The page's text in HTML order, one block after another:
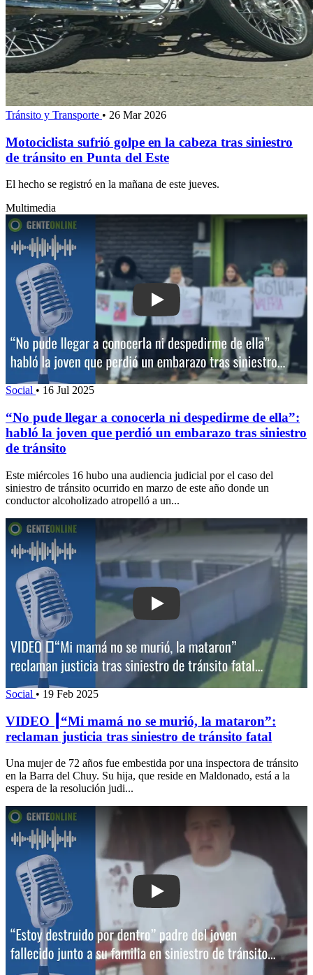
Tránsito y Transporte • 26 Mar 2026
Motociclista sufrió golpe en la cabeza tras siniestro
de tránsito en Punta del Este
El hecho se registró en la mañana de este jueves.
Multimedia
Play: “No pude llegar a conocerla ni
Social • 16 Jul 2025
“No pude llegar a conocerla ni despedirme de ella”:
habló la joven que perdió un embarazo tras siniestro
de tránsito
Este miércoles 16 hubo una audiencia judicial por el caso del
siniestro de tránsito ocurrido en marzo de este año donde un
conductor alcoholizado atropelló a un...
Play: VIDEO ┃“Mi mamá no se
Social • 19 Feb 2025
VIDEO ┃“Mi mamá no se murió, la mataron”:
reclaman justicia tras siniestro de tránsito fatal
Una mujer de 72 años fue embestida por una inspectora de tránsito
en la Barra del Chuy. Su hija, que reside en Maldonado, está a la
espera de la resolución judi...
Play: “Estoy destruido por dentro”: